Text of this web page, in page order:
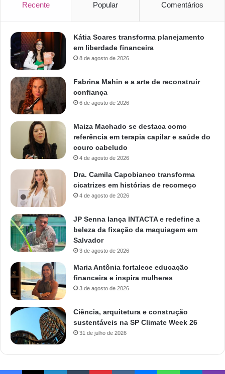
Recente Popular Comentários
Kátia Soares transforma planejamento
em liberdade financeira
8 de agosto de 2026
Fabrina Mahin e a arte de reconstruir
confiança
6 de agosto de 2026
Maiza Machado se destaca como
referência em terapia capilar e saúde do
couro cabeludo
4 de agosto de 2026
Dra. Camila Capobianco transforma
cicatrizes em histórias de recomeço
4 de agosto de 2026
JP Senna lança INTACTA e redefine a
beleza da fixação da maquiagem em
Salvador
3 de agosto de 2026
Maria Antônia fortalece educação
financeira e inspira mulheres
3 de agosto de 2026
Ciência, arquitetura e construção
sustentáveis na SP Climate Week 26
31 de julho de 2026